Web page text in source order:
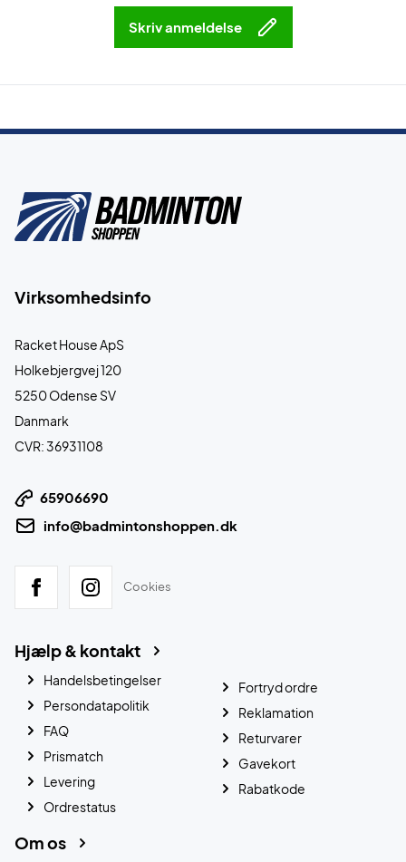
Skriv anmeldelse
Virksomhedsinfo
Racket House ApS
Holkebjergvej 120
5250 Odense SV
Danmark
CVR: 36931108
65906690
info@badmintonshoppen.dk
Cookies
Hjælp & kontakt
Handelsbetingelser
Persondatapolitik
FAQ
Prismatch
Levering
Ordrestatus
Fortryd ordre
Reklamation
Returvarer
Gavekort
Rabatkode
Om os